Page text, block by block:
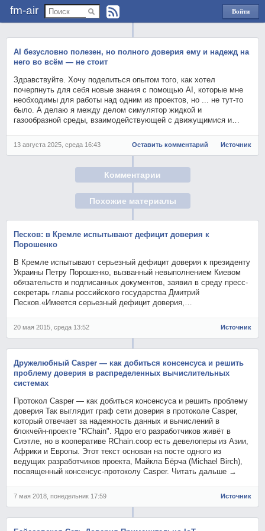
fm-air
Войти
через
AI безусловно полезен, но полного доверия ему и надежд на
него во всём — не стоит
Здравствуйте. Хочу поделиться опытом того, как хотел
почерпнуть для себя новые знания с помощью AI, которые мне
необходимы для работы над одним из проектов, но ... не тут-то
было. А делаю я между делом симулятор жидкой и
газообразной среды, взаимодействующей с движущимися и…
13 августа 2025, среда 16:43 Оставить комментарий Источник
Комментарии
Похожие материалы
Песков: в Кремле испытывают дефицит доверия к
Порошенко
В Кремле испытывают серьезный дефицит доверия к президенту
Украины Петру Порошенко, вызванный невыполнением Киевом
обязательств и подписанных документов, заявил в среду пресс-
секретарь главы российского государства Дмитрий
Песков.«Имеется серьезный дефицит доверия,…
20 мая 2015, среда 13:52 Источник
Дружелюбный Casper — как добиться консенсуса и решить
проблему доверия в распределенных вычислительных
системах
Протокол Casper — как добиться консенсуса и решить проблему
доверия Так выглядит граф сети доверия в протоколе Casper,
который отвечает за надежность данных и вычислений в
блокчейн-проекте "RChain". Ядро его разработчиков живёт в
Сиэтле, но в кооперативе RChain.coop есть девелоперы из Азии,
Африки и Европы. Этот текст основан на посте одного из
ведущих разработчиков проекта, Майкла Бёрча (Michael Birch),
посвященный консенсус-протоколу Casper. Читать дальше →
7 мая 2018, понедельник 17:59 Источник